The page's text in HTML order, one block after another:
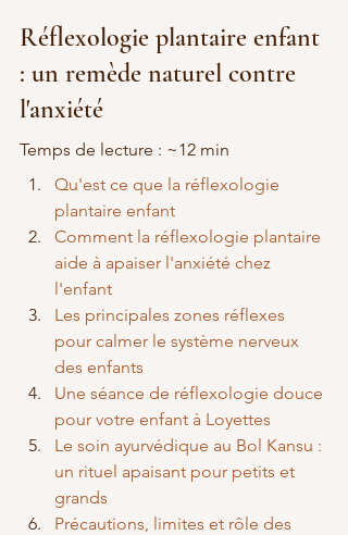
Réflexologie plantaire enfant
: un remède naturel contre
l'anxiété
Temps de lecture : ~12 min
Qu'est ce que la réflexologie
plantaire enfant
Comment la réflexologie plantaire
aide à apaiser l'anxiété chez
l'enfant
Les principales zones réflexes
pour calmer le système nerveux
des enfants
Une séance de réflexologie douce
pour votre enfant à Loyettes
Le soin ayurvédique au Bol Kansu :
un rituel apaisant pour petits et
grands
Précautions, limites et rôle des